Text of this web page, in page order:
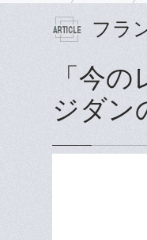
フラ
「今
ジダン